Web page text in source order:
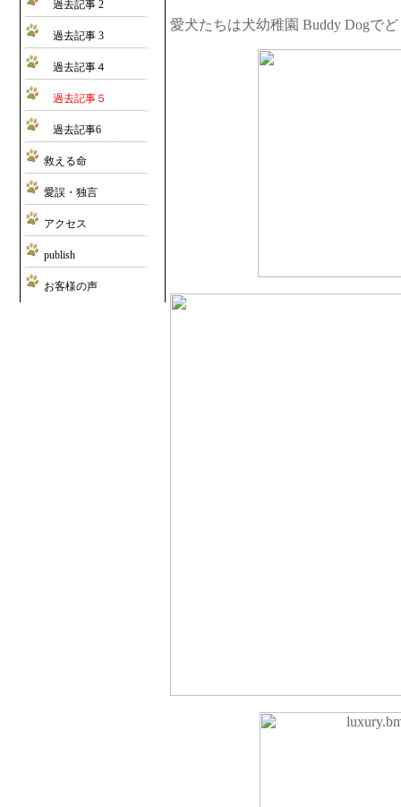
過去記事 2
過去記事 3
過去記事４
過去記事５
過去記事6
救える命
愛誤・独言
アクセス
publish
お客様の声
愛犬たちは犬幼稚園 Buddy Dogで